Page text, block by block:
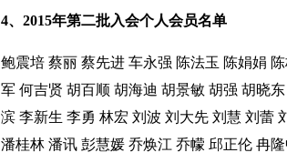
4、2015年第二批入会个人会员名单
鲍震培 蔡丽 蔡先进 车永强 陈法玉 陈娟娟
军 何吉贤 胡百顺 胡海迪 胡景敏 胡强 胡晓东
滨 李新生 李勇 林宏 刘波 刘大先 刘慧 刘蕾
潘桂林 潘讯 彭慧媛 乔焕江 乔幪 邱正伦 冉隆